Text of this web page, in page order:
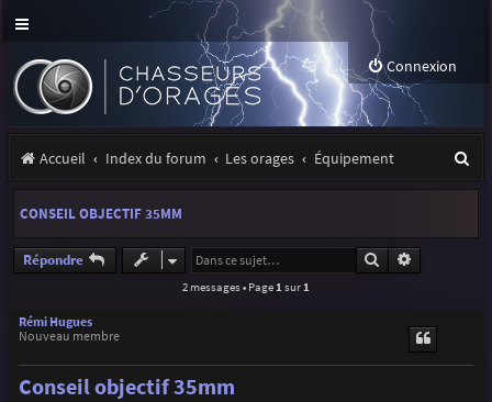
Connexion
Accueil Index du forum Les orages Équipement
e
CONSEIL OBJECTIF 35MM
Répondre Rechercher
2 messages • Page 1 sur 1
Rémi Hugues
Nouveau membre
Conseil objectif 35mm